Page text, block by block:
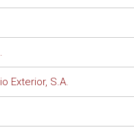
Exterior, S.A.